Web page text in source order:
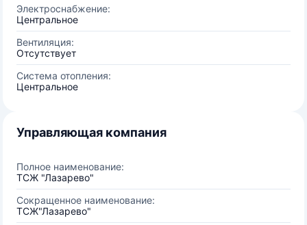
Электроснабжение:
Центральное
Вентиляция:
Отсутствует
Система отопления:
Центральное
Управляющая компания
Полное наименование:
ТСЖ "Лазарево"
Сокращенное наименование:
ТСЖ"Лазарево"